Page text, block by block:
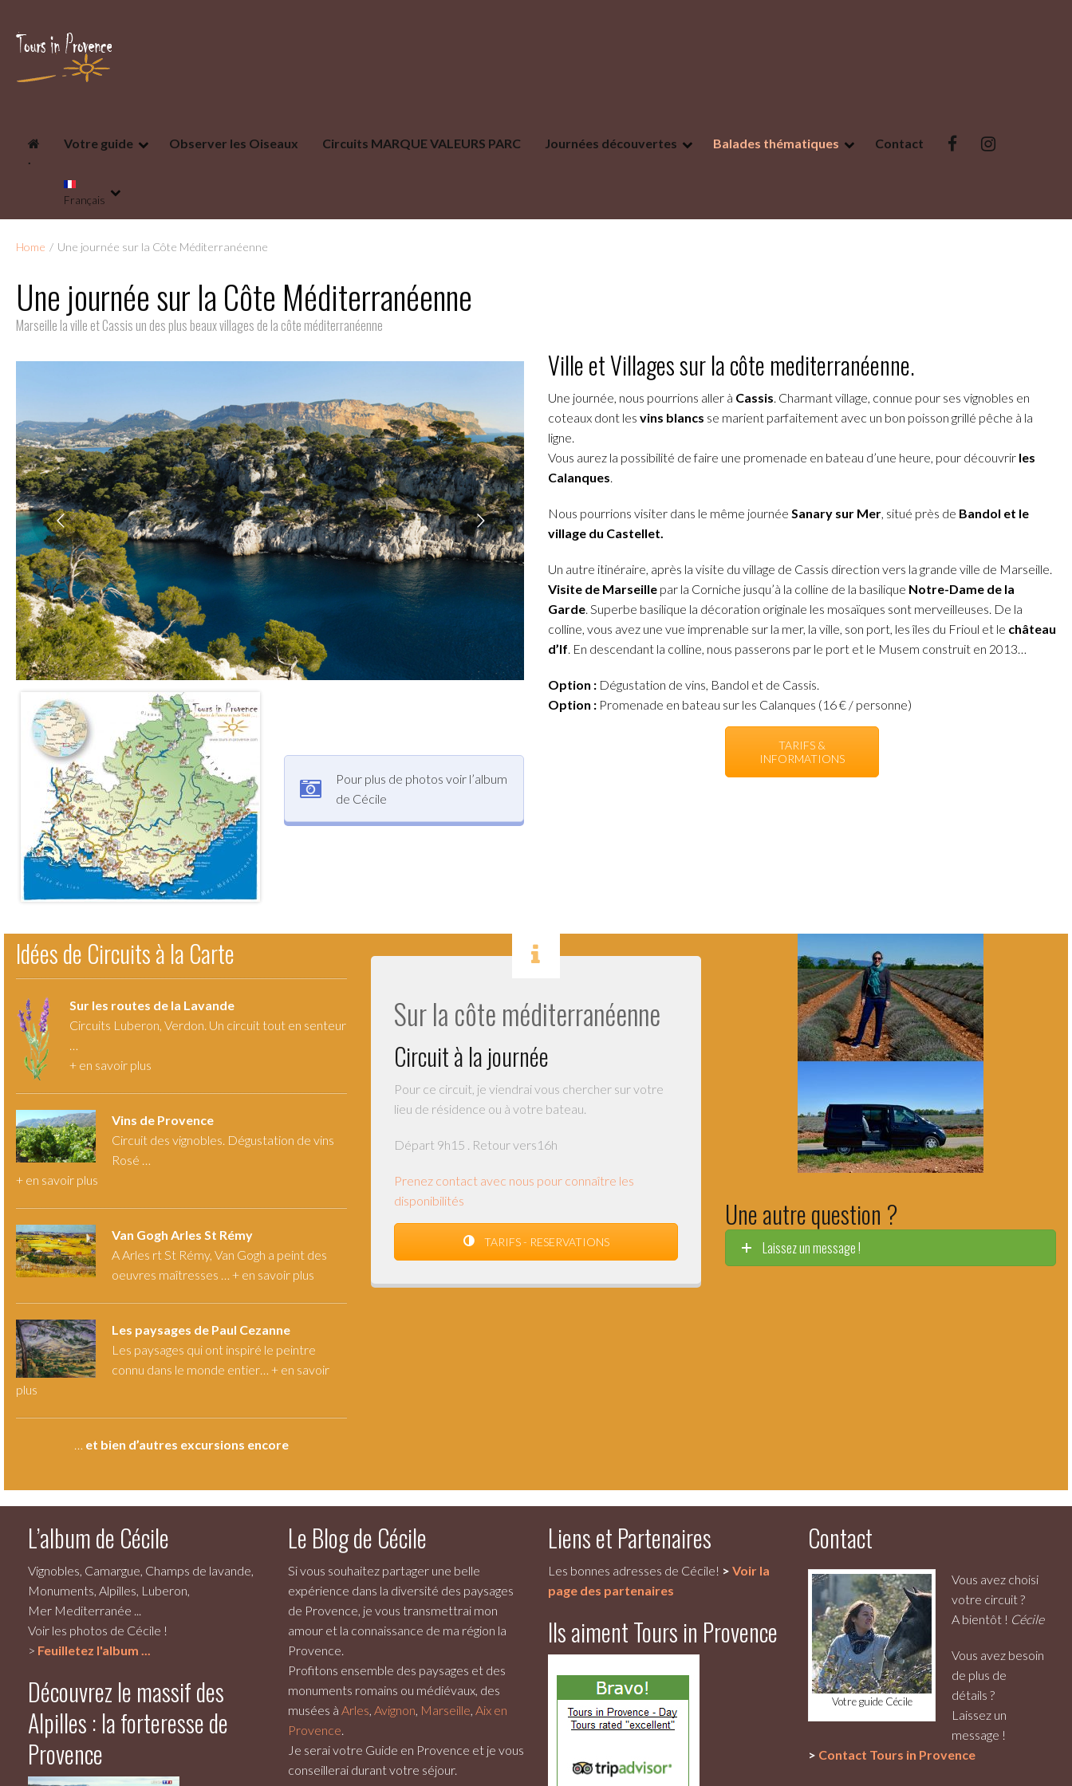
.
Votre guide Observer les Oiseaux Circuits MARQUE VALEURS PARC Journées découvertes Balades thématiques Contact
Français
Home / Une journée sur la Côte Méditerranéenne
Une journée sur la Côte Méditerranéenne
Marseille la ville et Cassis un des plus beaux villages de la côte méditerranéenne
Pour plus de photos voir l’album
de Cécile
Ville et Villages sur la côte mediterranéenne.
Une journée, nous pourrions aller à Cassis. Charmant village, connue pour ses vignobles en
coteaux dont les vins blancs se marient parfaitement avec un bon poisson grillé pêche à la
ligne.
Vous aurez la possibilité de faire une promenade en bateau d’une heure, pour découvrir les
Calanques.
Nous pourrions visiter dans le même journée Sanary sur Mer, situé près de Bandol et le
village du Castellet.
Un autre itinéraire, après la visite du village de Cassis direction vers la grande ville de Marseille.
Visite de Marseille par la Corniche jusqu’à la colline de la basilique Notre-Dame de la
Garde. Superbe basilique la décoration originale les mosaïques sont merveilleuses. De la
colline, vous avez une vue imprenable sur la mer, la ville, son port, les îles du Frioul et le château
d’If. En descendant la colline, nous passerons par le port et le Musem construit en 2013…
Option : Dégustation de vins, Bandol et de Cassis.
Option : Promenade en bateau sur les Calanques (16 € / personne)
TARIFS &
INFORMATIONS
Idées de Circuits à la Carte
Sur les routes de la Lavande
Circuits Luberon, Verdon. Un circuit tout en senteur
…
+ en savoir plus
Vins de Provence
Circuit des vignobles. Dégustation de vins
Rosé …
+ en savoir plus
Van Gogh Arles St Rémy
A Arles rt St Rémy, Van Gogh a peint des
oeuvres maîtresses … + en savoir plus
Les paysages de Paul Cezanne
Les paysages qui ont inspiré le peintre
connu dans le monde entier… + en savoir
plus
… et bien d’autres excursions encore
Sur la côte méditerranéenne
Circuit à la journée
Pour ce circuit, je viendrai vous chercher sur votre
lieu de résidence ou à votre bateau.
Départ 9h15 . Retour vers16h
Prenez contact avec nous pour connaître les
disponibilités
TARIFS - RESERVATIONS
Une autre question ?
Laissez un message !
L’album de Cécile
Vignobles, Camargue, Champs de lavande,
Monuments, Alpilles, Luberon,
Mer Mediterranée ...
Voir les photos de Cécile !
> Feuilletez l'album ...
Découvrez le massif des
Alpilles : la forteresse de
Provence
Le Blog de Cécile
Si vous souhaitez partager une belle
expérience dans la diversité des paysages
de Provence, je vous transmettrai mon
amour et la connaissance de ma région la
Provence.
Profitons ensemble des paysages et des
monuments romains ou médiévaux, des
musées à Arles, Avignon, Marseille, Aix en
Provence.
Je serai votre Guide en Provence et je vous
conseillerai durant votre séjour.
Liens et Partenaires
Les bonnes adresses de Cécile! > Voir la
page des partenaires
Ils aiment Tours in Provence
Contact
Votre guide Cécile
Vous avez choisi
votre circuit ?
A bientôt ! Cécile
Vous avez besoin
de plus de
détails ?
Laissez un
message !
> Contact Tours in Provence